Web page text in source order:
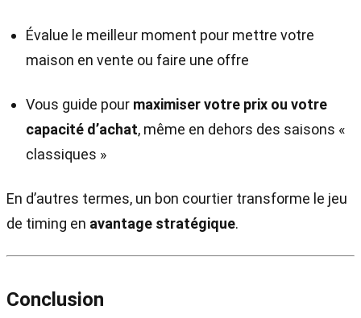
Évalue le meilleur moment pour mettre votre
maison en vente ou faire une offre
Vous guide pour maximiser votre prix ou votre
capacité d’achat, même en dehors des saisons «
classiques »
En d’autres termes, un bon courtier transforme le jeu
de timing en avantage stratégique.
Conclusion